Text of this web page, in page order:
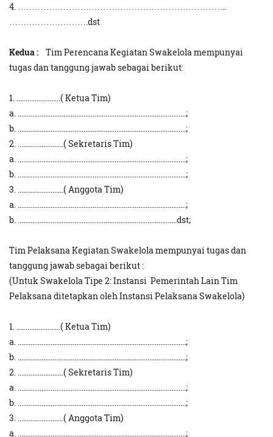
4. ………………………………………………………………..
……………………….dst
Kedua : Tim Perencana Kegiatan Swakelola mempunyai
tugas dan tanggung jawab sebagai berikut:
1. ........................( Ketua Tim)
a. ............................................................................................;
b. ............................................................................................;
2. .........................( Sekretaris Tim)
a. ............................................................................................;
b. ............................................................................................;
3. .........................( Anggota Tim)
a. ............................................................................................;
b. .......................................................................................dst;
Tim Pelaksana Kegiatan Swakelola mempunyai tugas dan
tanggung jawab sebagai berikut :
(Untuk Swakelola Tipe 2: Instansi Pemerintah Lain Tim
Pelaksana ditetapkan oleh Instansi Pelaksana Swakelola)
1. ........................( Ketua Tim)
a. ............................................................................................;
b. ............................................................................................;
2. .........................( Sekretaris Tim)
a. ............................................................................................;
b. ............................................................................................;
3. .........................( Anggota Tim)
a. ............................................................................................;